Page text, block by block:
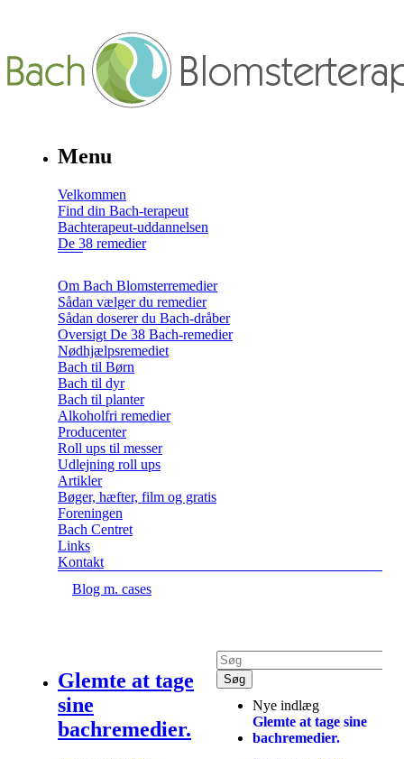
Menu
Velkommen
Find din Bach-terapeut
Bachterapeut-uddannelsen
De 38 remedier
Om Bach Blomsterremedier
Sådan vælger du remedier
Sådan doserer du Bach-dråber
Oversigt De 38 Bach-remedier
Nødhjælpsremediet
Bach til Børn
Bach til dyr
Bach til planter
Alkoholfri remedier
Producenter
Roll ups til messer
Udlejning roll ups
Artikler
Bøger, hæfter, film og gratis
Foreningen
Bach Centret
Links
Kontakt
Blog m. cases
Glemte at tage
sine
bachremedier.
Nye indlæg
Glemte at tage sine
bachremedier.